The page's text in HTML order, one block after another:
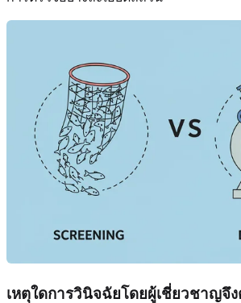
เหตุใดการวินิจฉัยโดยผู้เชี่ยวชาญจึ